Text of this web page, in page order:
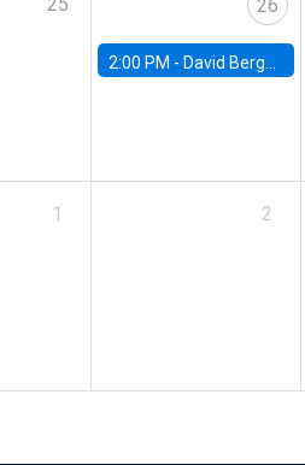
25 26
2:00 PM - David Berger, Duke
1 2